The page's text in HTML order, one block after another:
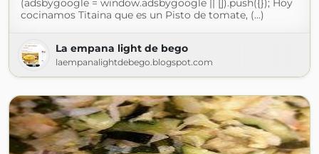
(adsbygoogle = window.adsbygoogle || []).push({}); Hoy
cocinamos Titaina que es un Pisto de tomate, (...)
La empana light de bego
laempanalightdebego.blogspot.com